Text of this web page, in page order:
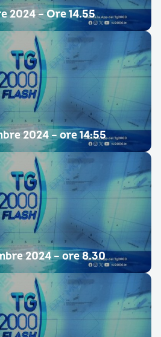
2024 – Ore 14.55
2024 – ore 14:55
2024 – ore 8.30